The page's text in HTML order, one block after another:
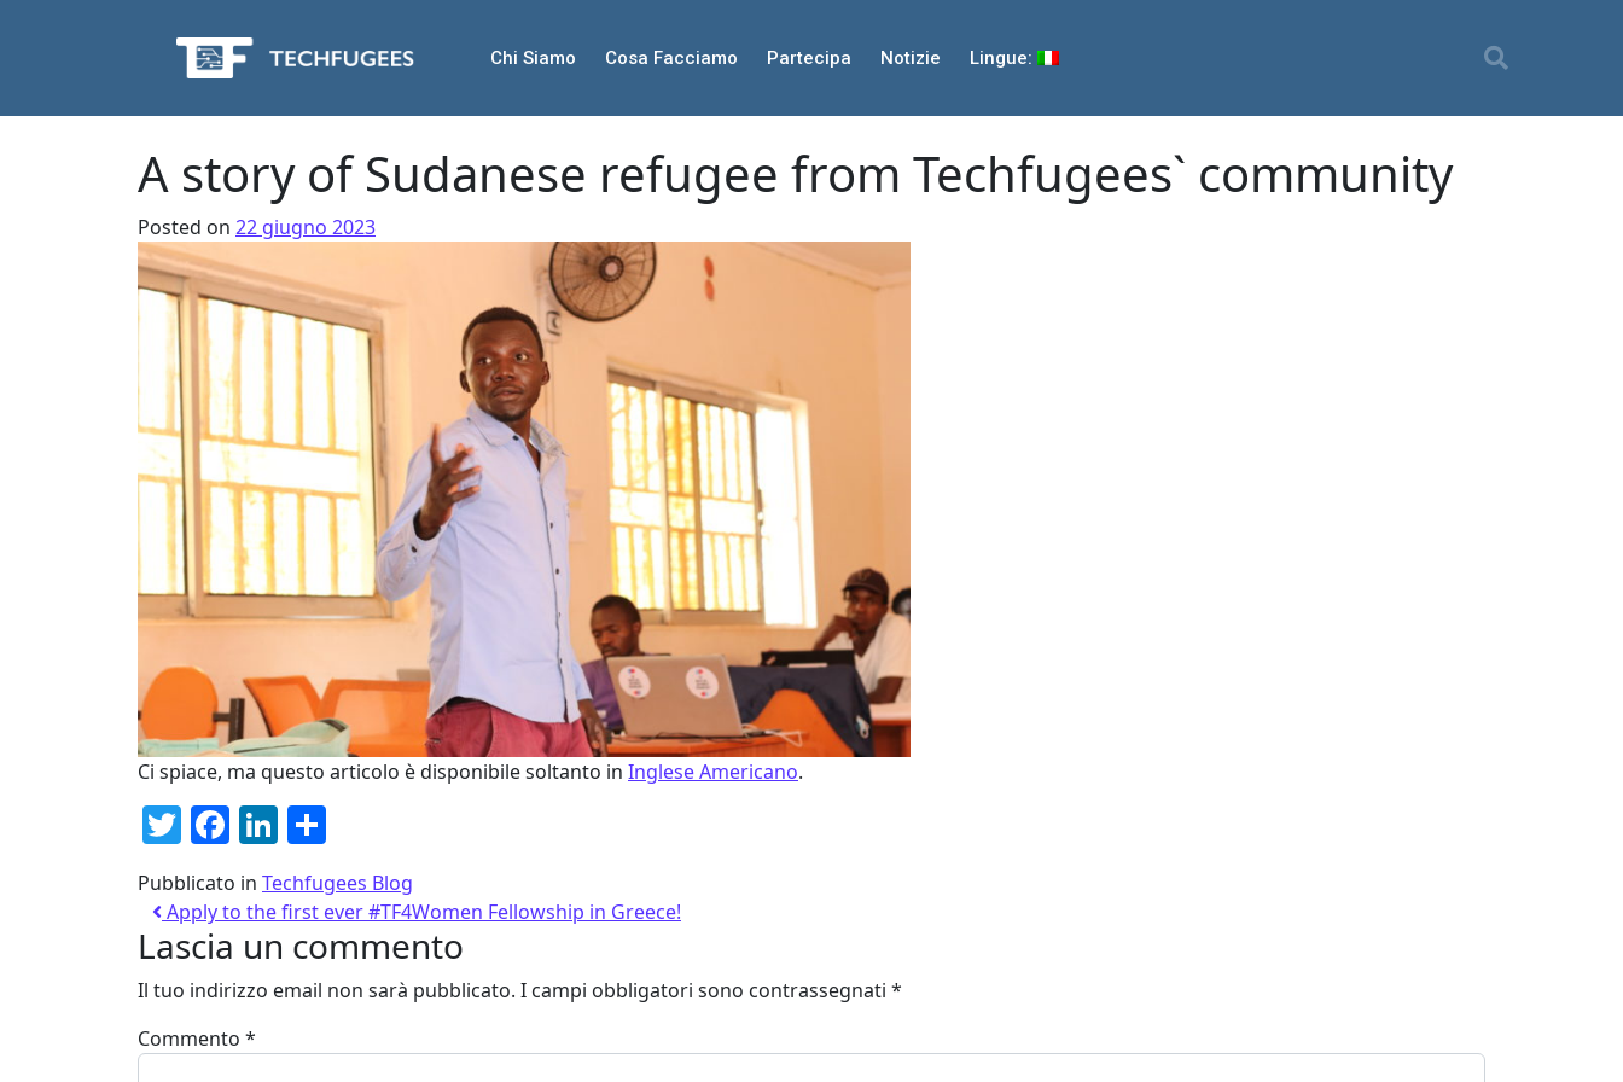
Chi Siamo Cosa Facciamo Partecipa Notizie Lingue:
A story of Sudanese refugee from Techfugees` community
Posted on 22 giugno 2023
Ci spiace, ma questo articolo è disponibile soltanto in Inglese Americano.
Twitter
Facebook
LinkedIn
Pubblicato in Techfugees Blog
Apply to the first ever #TF4Women Fellowship in Greece!
Lascia un commento
Il tuo indirizzo email non sarà pubblicato. I campi obbligatori sono contrassegnati *
Commento *